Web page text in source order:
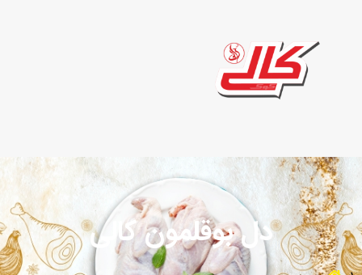
دل بوقلمون کالی